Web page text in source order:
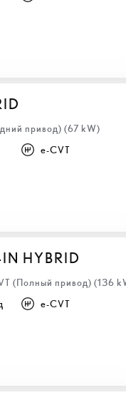
привод) (67 kW)
e-CVT
HYBRID
(Полный привод) (136
e-CVT